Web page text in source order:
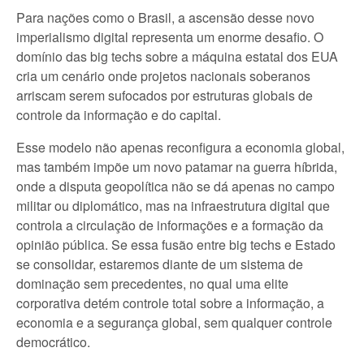
Para nações como o Brasil, a ascensão desse novo
imperialismo digital representa um enorme desafio. O
domínio das big techs sobre a máquina estatal dos EUA
cria um cenário onde projetos nacionais soberanos
arriscam serem sufocados por estruturas globais de
controle da informação e do capital.
Esse modelo não apenas reconfigura a economia global,
mas também impõe um novo patamar na guerra híbrida,
onde a disputa geopolítica não se dá apenas no campo
militar ou diplomático, mas na infraestrutura digital que
controla a circulação de informações e a formação da
opinião pública. Se essa fusão entre big techs e Estado
se consolidar, estaremos diante de um sistema de
dominação sem precedentes, no qual uma elite
corporativa detém controle total sobre a informação, a
economia e a segurança global, sem qualquer controle
democrático.